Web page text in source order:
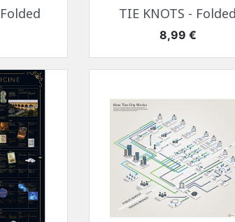
Szybki podgląd
TIE KNOTS - Folded
Cena
8,99 €